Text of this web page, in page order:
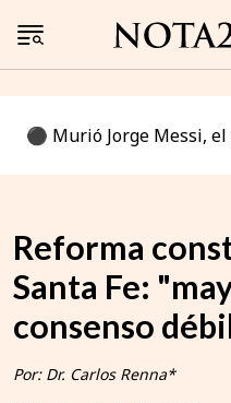
⚫️ Murió Jorge Messi,
Reforma
Santa Fe:
consenso
Por: Dr. Carlos Renna*